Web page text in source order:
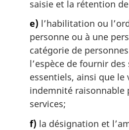
saisie et la rétention
e) l’habilitation ou
personne ou à une
catégorie de
l’espèce de fournir des
essentiels, ainsi que le
indemnité raisonnable
services;
f) la désignation et